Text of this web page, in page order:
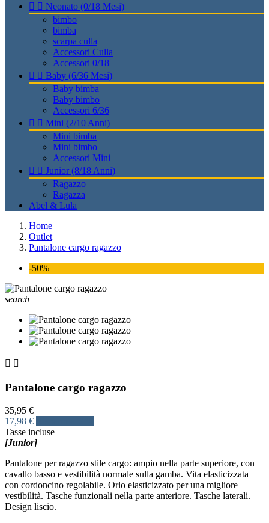
  Neonato (0/18 Mesi)
bimbo
bimba
scarpa culla
Accessori Culla
Accessori 0/18
  Baby (6/36 Mesi)
Baby bimba
Baby bimbo
Accessori 6/36
  Mini (2/10 Anni)
Mini bimba
Mini bimbo
Accessori Mini
  Junior (8/18 Anni)
Ragazzo
Ragazza
Abel & Lula
Home
Outlet
Pantalone cargo ragazzo
-50%
search
 
Pantalone cargo ragazzo
35,95 €
17,98 €
Tasse incluse
[Junior]
Pantalone per ragazzo stile cargo: ampio nella parte superiore, con
cavallo basso e vestibilità normale sulla gamba. Vita elasticizzata
con cordoncino regolabile. Orlo elasticizzato per una migliore
vestibilità. Tasche funzionali nella parte anteriore. Tasche laterali.
Design liscio.